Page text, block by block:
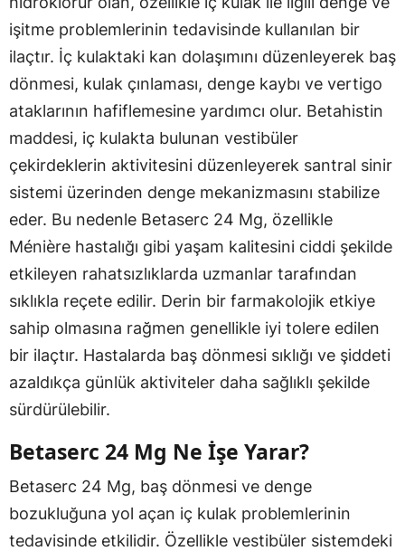
işitme problemlerinin tedavisinde kullanılan bir
ilaçtır. İç kulaktaki kan dolaşımını düzenleyerek baş
dönmesi, kulak çınlaması, denge kaybı ve vertigo
ataklarının hafiflemesine yardımcı olur. Betahistin
maddesi, iç kulakta bulunan vestibüler
çekirdeklerin aktivitesini düzenleyerek santral sinir
sistemi üzerinden denge mekanizmasını stabilize
eder. Bu nedenle Betaserc 24 Mg, özellikle
Ménière hastalığı gibi yaşam kalitesini ciddi şekilde
etkileyen rahatsızlıklarda uzmanlar tarafından
sıklıkla reçete edilir. Derin bir farmakolojik etkiye
sahip olmasına rağmen genellikle iyi tolere edilen
bir ilaçtır. Hastalarda baş dönmesi sıklığı ve şiddeti
azaldıkça günlük aktiviteler daha sağlıklı şekilde
sürdürülebilir.
Betaserc 24 Mg Ne İşe Yarar?
Betaserc 24 Mg, baş dönmesi ve denge
bozukluğuna yol açan iç kulak problemlerinin
tedavisinde etkilidir. Özellikle vestibüler sistemdeki